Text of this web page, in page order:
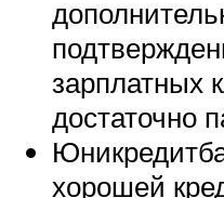
зарплатных
достаточно
хорошей